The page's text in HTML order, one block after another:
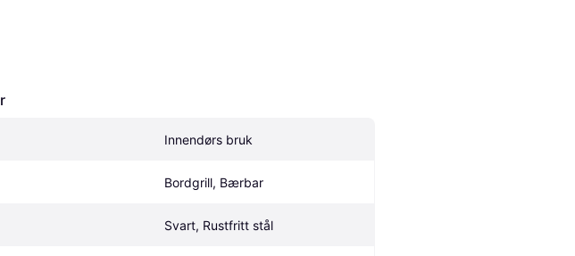
Innendørs bruk
Bordgrill, Bærbar
Svart, Rustfritt stål